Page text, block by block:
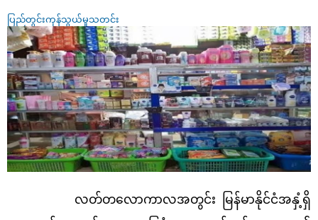
ပြည်တွင်းကုန်သွယ်မှုသတင်း
လတ်တလောကာလအတွင်း မြန်မာနိုင်ငံအနှံ့ရှိ